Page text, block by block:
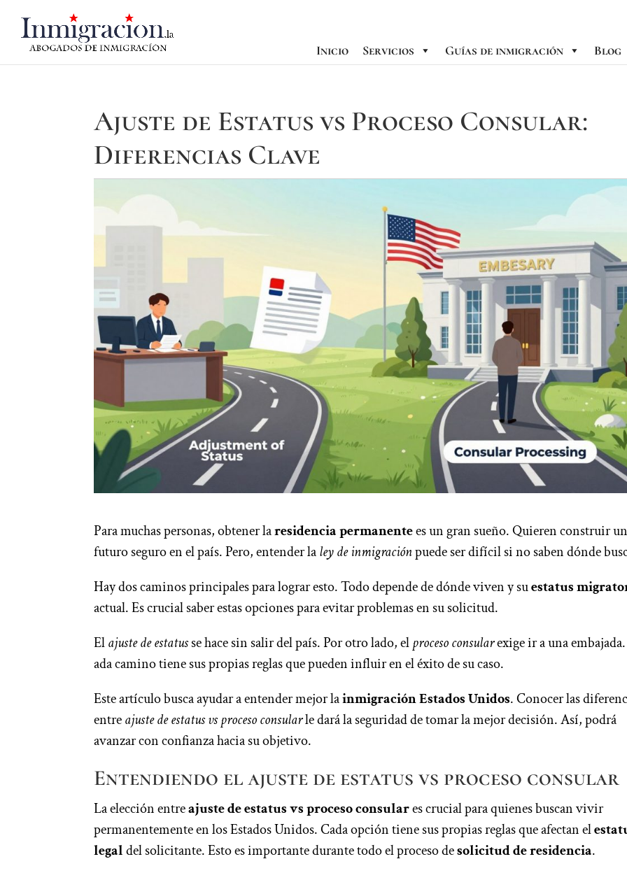
Inicio Servicios Guías de inmigración Blog
Ajuste de Estatus vs Proceso Consular:
Diferencias Clave
Para muchas personas, obtener laresidencia permanentees un gran sueño. Quieren construir
futuro seguro en el país. Pero, entender laley de inmigraciónpuede ser difícil si no saben dónde
Hay dos caminos principales para lograr esto. Todo depende de dónde viven y suestatus
actual. Es crucial saber estas opciones para evitar problemas en su solicitud.
Elajuste de estatusse hace sin salir del país. Por otro lado, elproceso consularexige ir a una
ada camino tiene sus propias reglas que pueden influir en el éxito de su caso.
Este artículo busca ayudar a entender mejor lainmigración Estados Unidos. Conocer las
entreajuste de estatus vs proceso consularle dará la seguridad de tomar la mejor decisión. Así, podrá
avanzar con confianza hacia su objetivo.
Entendiendo el ajuste de estatus vs proceso consular
La elección entreajuste de estatus vs proceso consulares crucial para quienes buscan vivir
permanentemente en los Estados Unidos. Cada opción tiene sus propias reglas que afectan el
legaldel solicitante. Esto es importante durante todo el proceso desolicitud de residencia.